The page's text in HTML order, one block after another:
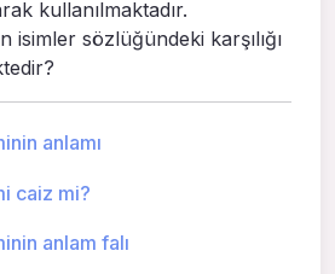
kullanılmaktadır.
isimler sözlüğündeki karşılığı
anlamı
caiz mi?
anlam falı